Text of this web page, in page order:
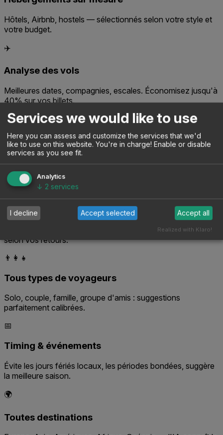
Services we would like to use
Here you can assess and customize the services that we'd
like to use on this website. You're in charge! Enable or disable
services as you see fit.
Analytics
↓ 2 services
I decline Accept selected Accept all
Realized with Klaro!
Hôtels, Airbnb, hostels — sélectionnés selon votre style et
votre budget.
✈️
Analyse des vols
Meilleures dates, compagnies, escales. Économisez jusqu'à
40% sur vos billets.
🍽️
Gastronomie authentique
Adresses locales, marchés, street food. Loin des pièges à
touristes.
Ajustement instantané
Budget, durée, style : l'itinéraire se recalcule en temps réel
selon vos retours.
👨‍👩‍👧
Tous types de voyageurs
Solo, couple, famille, groupe d'amis : suggestions
parfaitement calibrées.
📅
Timing & événements
Évite les jours fériés locaux, les périodes bondées, suggère
la meilleure saison.
🌍
Toutes destinations